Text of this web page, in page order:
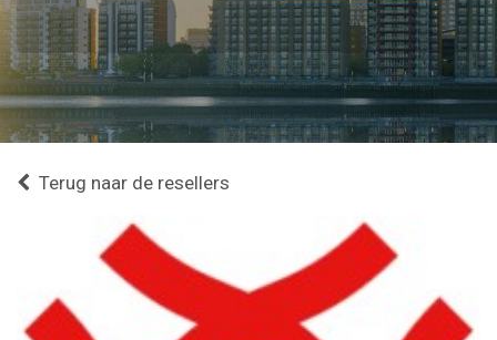
Terug naar de resellers